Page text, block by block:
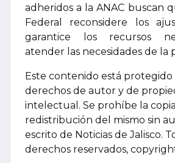
adheridos a la ANAC buscan
Federal reconsidere los
garantice los recursos
atender las necesidades de la
Este contenido está protegido
derechos de autor y de
intelectual. Se prohíbe la
redistribución del mismo sin
escrito de Noticias de Jalisco.
derechos reservados,